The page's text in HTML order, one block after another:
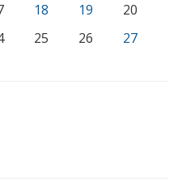
18 19
20
25 26
27